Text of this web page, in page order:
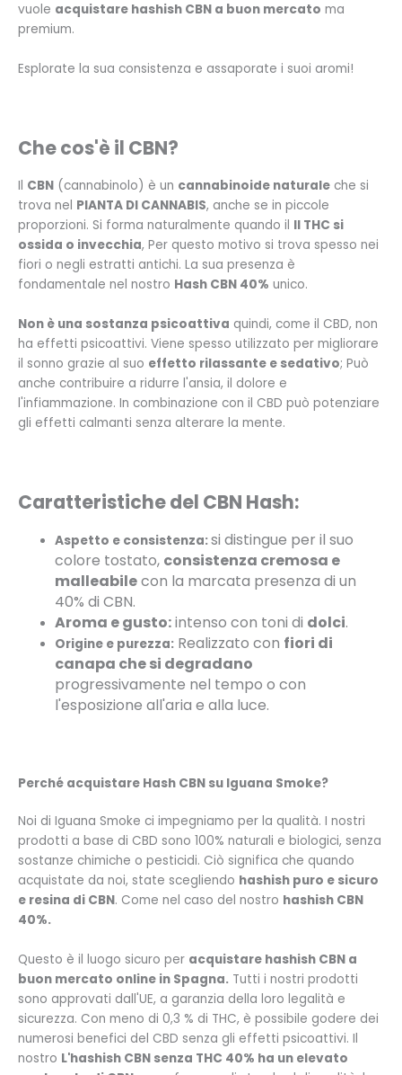
vuole acquistare hashish CBN a buon mercato ma
premium.
Esplorate la sua consistenza e assaporate i suoi aromi!
Che cos'è il CBN?
Il CBN (cannabinolo) è un cannabinoide naturale che si
trova nel PIANTA DI CANNABIS, anche se in piccole
proporzioni. Si forma naturalmente quando il Il THC si
ossida o invecchia, Per questo motivo si trova spesso nei
fiori o negli estratti antichi. La sua presenza è
fondamentale nel nostro Hash CBN 40% unico.
Non è una sostanza psicoattiva quindi, come il CBD, non
ha effetti psicoattivi. Viene spesso utilizzato per migliorare
il sonno grazie al suo effetto rilassante e sedativo; Può
anche contribuire a ridurre l'ansia, il dolore e
l'infiammazione. In combinazione con il CBD può potenziare
gli effetti calmanti senza alterare la mente.
Caratteristiche del CBN Hash:
Aspetto e consistenza:si distingue per il suo
colore tostato, consistenza cremosa e
malleabilecon la marcata presenza di un
40% di CBN.
Aroma e gusto:intenso con toni di dolci.
Origine e purezza: Realizzato con fiori di
canapa che si degradano
progressivamente nel tempo o con
l'esposizione all'aria e alla luce.
Perché acquistare Hash CBN su Iguana Smoke?
Noi di Iguana Smoke ci impegniamo per la qualità. I nostri
prodotti a base di CBD sono 100% naturali e biologici, senza
sostanze chimiche o pesticidi. Ciò significa che quando
acquistate da noi, state scegliendo hashish puro e sicuro
e resina di CBN. Come nel caso del nostro hashish CBN
40%.
Questo è il luogo sicuro per acquistare hashish CBN a
buon mercato online in Spagna. Tutti i nostri prodotti
sono approvati dall'UE, a garanzia della loro legalità e
sicurezza. Con meno di 0,3 % di THC, è possibile godere dei
numerosi benefici del CBD senza gli effetti psicoattivi. Il
nostro L'hashish CBN senza THC 40% ha un elevato